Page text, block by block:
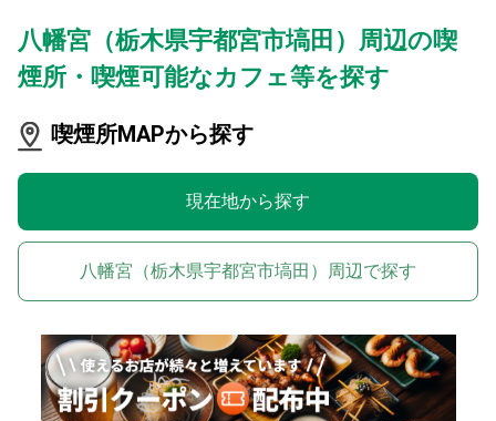
八幡宮（栃木県宇都宮市塙田）周辺の喫
煙所・喫煙可能なカフェ等を探す
喫煙所MAPから探す
現在地から探す
八幡宮（栃木県宇都宮市塙田）周辺で探す